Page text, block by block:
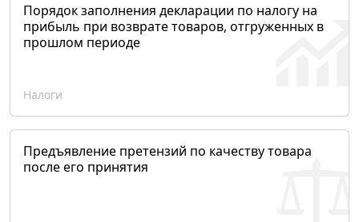
Порядок заполнения декларации по налогу на
прибыль при возврате товаров, отгруженных в
прошлом периоде
Налоги
Предъявление претензий по качеству товара
после его принятия